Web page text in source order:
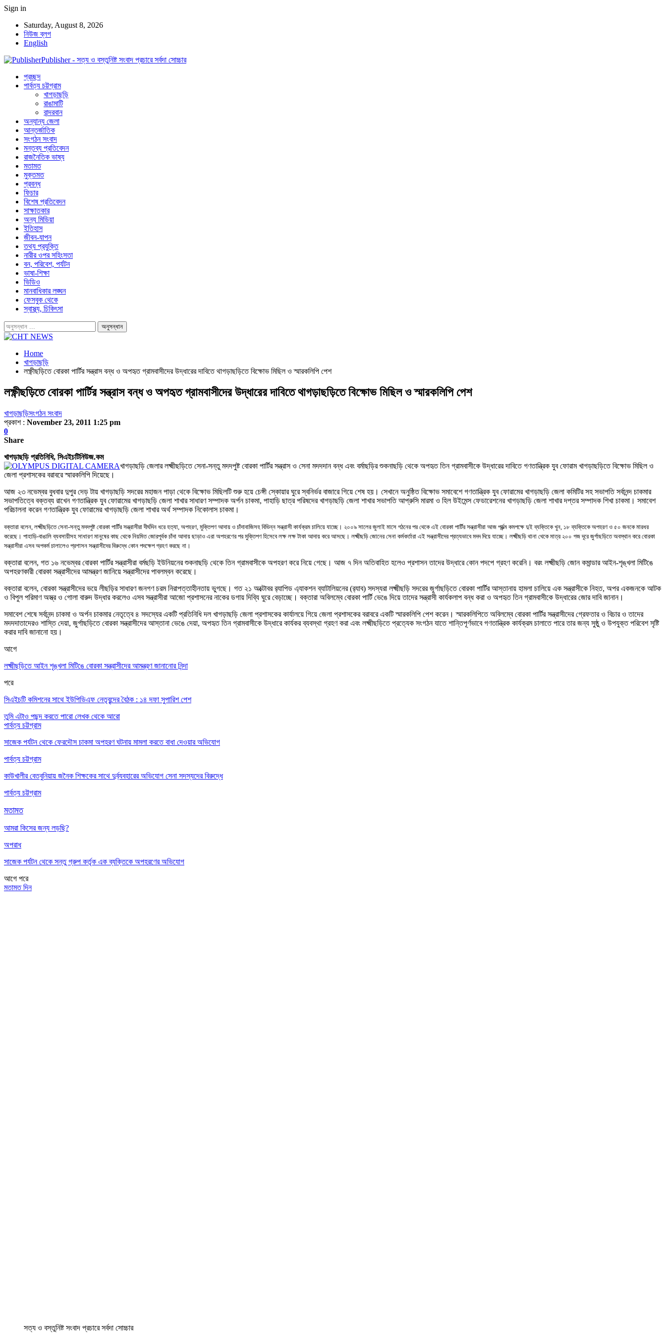
Sign in
Saturday, August 8, 2026
নিউজ ব্লগ
English
Publisher - সত্য ও বস্তুনিষ্ট সংবাদ প্রচারে সর্বদা সোচ্চার
প্রচ্ছদ
পার্বত্য চট্টগ্রাম
খাগড়াছড়ি
রাঙামাটি
বান্দরবান
অন্যান্য জেলা
আন্তর্জাতিক
সংগঠন সংবাদ
মন্তব্য প্রতিবেদন
রাজনৈতিক ভাষ্য
মতামত
মুক্তমত
প্রবন্ধ
ফিচার
বিশেষ প্রতিবেদন
সাক্ষাতকার
অন্য মিডিয়া
ইতিহাস
জীবন-যাপন
তথ্য প্রযুক্তি
নারীর ওপর সহিংসতা
বন, পরিবেশ, পর্যটন
ভাষা-শিক্ষা
ভিডিও
মানবাধিকার লঙ্ঘন
ফেসবুক থেকে
স্বাস্থ্য, চিকিৎসা
Home
খাগড়াছড়ি
লক্ষ্ণীছড়িতে বোরকা পার্টির সন্ত্রাস বন্ধ ও অপহৃত গ্রামবাসীদের উদ্ধারের দাবিতে থাগড়াছড়িতে বিক্ষোভ মিছিল ও স্মারকলিপি পেশ
লক্ষ্ণীছড়িতে বোরকা পার্টির সন্ত্রাস বন্ধ ও অপহৃত গ্রামবাসীদের উদ্ধারের দাবিতে থাগড়াছড়িতে বিক্ষোভ মিছিল ও স্মারকলিপি পেশ
খাগড়াছড়িসংগঠন সংবাদ
প্রকাশ : November 23, 2011 1:25 pm
0
Share
খাগড়াছড়ি প্রতিনিধি, সিএইচটিনিউজ.কম
খাগড়াছড়ি জেলার লক্ষ্মীছড়িতে সেনা-সন্তু মদদপুষ্ট বোরকা পার্টির সন্ত্রাস ও সেনা মদদদান বন্ধ এবং বর্মাছড়ির শুকনাছড়ি থেকে অপহৃত তিন গ্রামবাসীকে উদ্ধারের দাবিতে গণতান্ত্রিক যুব ফোরাম খাগড়াছড়িতে বিক্ষোভ মিছিল ও
জেলা প্রশাসকের বরাবরে স্মারকলিপি দিয়েছে।
আজ ২৩ নভেম্বর বুধবার দুপুর দেড় টায় খাগড়াছড়ি সদরের মহাজন পাড়া থেকে বিক্ষোভ মিছিলটি শুরু হয়ে চেঙ্গী স্কোয়ার ঘুরে স্বনির্ভর বাজারে গিয়ে শেষ হয় । সেখানে অনুষ্ঠিত বিক্ষোভ সমাবেশে গণতান্ত্রিক যুব ফোরামের খাগড়াছড়ি জেলা কমিটির সহ সভাপতি সর্বানন্দ চাকমার
সভাপতিত্বে বক্তব্য রাখেন গণতান্ত্রিক যুব ফোরামের খাগড়াছড়ি জেলা শাখার সাধারণ সম্পাদক অর্পন চাকমা, পাহাড়ি ছাত্র পরিষদের খাগড়াছড়ি জেলা শাখার সভাপতি আপ্রুসি মারমা ও হিল উইমেন্স ফেডারেশনের খাগড়াছড়ি জেলা শাখার দপ্তর সম্পাদক শিখা চাকমা । সমাবেশ
পরিচালনা করেন গণতান্ত্রিক যুব ফোরামের খাগড়াছড়ি জেলা শাখার অর্থ সম্পাদক নিকোলাস চাকমা ।
বক্তারা বলেন লক্ষ্মীছড়িতে সেনা-সন্তু মদদপুষ্ট বোরকা পার্টির সন্ত্রাসীরা দীর্ঘদিন ধরে হত্যা অপহরণ মুক্তিপণ আদায় ও চাঁদাবাজিসহ বিভিন্ন সন্ত্রাসী কার্যক্রম চালিয়ে যাচ্ছে। ২০০৯ সালের জুলাই মাসে গঠনের পর থেকে এই বোরকা পার্টির সন্ত্রাসীরা আজ পর্যন্ত্ম কমপক্ষে দুই ব্যক্তিকে খুন ১৮ ব্যক্তিকে অপহরণ ও ৫০ জনকে মারধর
করেছে । পাহাড়ি-বাঙালি ব্যবসায়ীসহ সাধারণ মানুষের কাছ থেকে নিয়মিত জোরপূর্বক চাঁদা আদায় ছাড়াও এরা অপহরণের পর মুক্তিপণ হিসেবে লক্ষ লক্ষ টাকা আদায় করে আসছে । লক্ষ্মীছড়ি জোনের সেনা কর্মকর্তারা এই সন্ত্রাসীদের প্রত্যভাবে মদদ দিয়ে যাচ্ছে। লক্ষ্মীছড়ি থানা থেকে মাত্র ২০০ গজ দূরে জুর্গাছড়িতে অবস্থান করে বোরকা
সন্ত্রাসীরা এসব অপকর্ম চালালেও প্রশাসন সন্ত্রাসীদের বিরুদ্ধে কোন পদক্ষেপ গ্রহণ করছে না ।
বক্তারা বলেন, গত ১৬ নভেম্বর বোরকা পার্টির সন্ত্রাসীরা বর্মছড়ি ইউনিয়নের শুকনাছড়ি থেকে তিন গ্রামবাসীকে অপহরণ করে নিয়ে গেছে। আজ ৭ দিন অতিবাহিত হলেও প্রশাসন তাদের উদ্ধারে কোন পদপে গ্রহণ করেনি। বরং লক্ষ্মীছড়ি জোন কমান্ডার আইন-শৃঙ্খলা মিটিঙে
অপহরণকারী বোরকা সন্ত্রাসীদের আমন্ত্রণ জানিয়ে সন্ত্রাসীদের পাবলম্বন করেছে।
বক্তারা বলেন, বোরকা সন্ত্রাসীদের ভয়ে লীছড়ির সাধারণ জনগণ চরম নিরাপত্তাহীনতায় ভুগছে। গত ২১ অক্টোবর র‌্যাপিড এ্যাকশন ব্যাটালিয়নের (র‌্যাব) সদস্যরা লক্ষ্মীছড়ি সদরের জুর্গাছড়িতে বোরকা পার্টির আস্তানায় হামলা চালিয়ে এক সন্ত্রাসীকে নিহত, অপর একজনকে আটক
ও বিপুল পরিমাণ অস্ত্র ও গোলা বারুদ উদ্ধার করলেও এসব সন্ত্রাসীরা আজো প্রশাসনের নাকের ডগায় দিব্যি ঘুরে বেড়াচ্ছে । বক্তারা অবিলম্বে বোরকা পার্টি ভেঙে দিয়ে তাদের সন্ত্রাসী কার্যকলাপ বন্ধ করা ও অপহৃত তিন গ্রামবাসীকে উদ্ধারের জোর দাবি জানান।
সমাবেশ শেষে সর্বানন্দ চাকমা ও অর্পন চাকমার নেতৃত্বে ৪ সদস্যের একটি প্রতিনিধি দল খাগড়াছড়ি জেলা প্রশাসকের কার্যালয়ে গিয়ে জেলা প্রশাসকের বরাবরে একটি স্মারকলিপি পেশ করেন।স্মারকলিপিতে অবিলম্বে বোরকা পার্টির সন্ত্রাসীদের গ্রেফতার ও বিচার ও তাদের
মদদদাতাদেরও শাস্তি দেয়া, জুর্গাছড়িতে বোরকা সন্ত্রাসীদের আস্তানা ভেঙে দেয়া, অপহৃত তিন গ্রামবাসীকে উদ্ধারে কার্যকর ব্যবস্থা গ্রহণ করা এবং লক্ষ্মীছড়িতে প্রত্যেক সংগঠন যাতে শান্তিপূর্ণভাবে গণতান্ত্রিক কার্যক্রম চালাতে পারে তার জন্য সুষ্ঠু ও উপযুক্ত পরিবেশ সৃষ্টি
করার দাবি জানানো হয় ।
আগে
লক্ষ্মীছড়িতে আইন শৃঙ্খলা মিটিঙে বোরকা সন্ত্রাসীদের আমন্ত্রণ জানানোর নিন্দা
পরে
সিএইচটি কমিশনের সাথে ইউপিডিএফ নেতৃবৃন্দের বৈঠক : ১৪ দফা সুপারিশ পেশ
তুমি এটাও পছন্দ করতে পারো লেখক থেকে আরো
পার্বত্য চট্টগ্রাম
সাজেক পর্যটন থেকে ফেরদৌস চাকমা অপহরণ ঘটনায় মামলা করতে বাধা দেওয়ার অভিযোগ
পার্বত্য চট্টগ্রাম
কাউখালীর বেতবুনিয়ায় জনৈক শিক্ষকের সাথে দুর্ব্যবহারের অভিযোগ সেনা সদস্যদের বিরুদ্ধে
পার্বত্য চট্টগ্রাম
মতামত
আমরা কিসের জন্য লড়ছি?
অপরাধ
সাজেক পর্যটন থেকে সন্তু গ্রুপ কর্তৃক এক ব্যক্তিকে অপহরণের অভিযোগ
আগে পরে
মতামত দিন
সত্য ও বস্তুনিষ্ট সংবাদ প্রচারে সর্বদা সোচ্চার